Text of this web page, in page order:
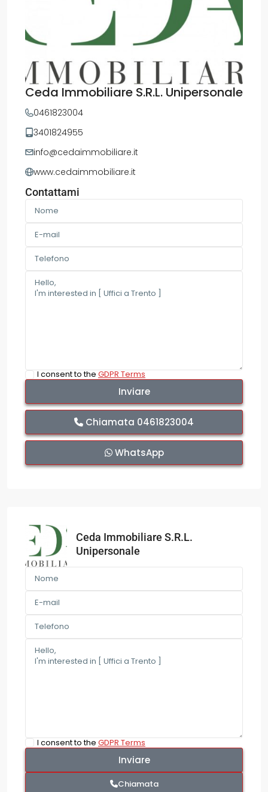
Ceda Immobiliare S.R.L. Unipersonale
0461823004
3401824955
info@cedaimmobiliare.it
www.cedaimmobiliare.it
Contattami
I consent to theGDPR Terms
Chiamata 0461823004
WhatsApp
Ceda Immobiliare S.R.L.
Unipersonale
I consent to the GDPR Terms
Chiamata